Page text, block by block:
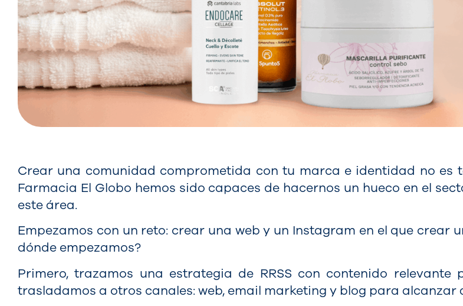
Crear una comunidad comprometida con tu marca e identidad no es
Farmacia El Globo hemos sido capaces de hacernos un hueco en el
este área.
Empezamos con un reto: crear una web y un Instagram en el que crear
dónde empezamos?
Primero, trazamos una estrategia de RRSS con contenido
trasladamos a otros canales: web, email marketing y blog para